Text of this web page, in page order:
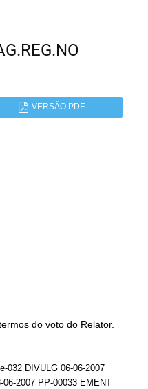
VERSÃO PDF
do voto do Relator.
032 DIVULG 06-06-2007
06-2007 PP-00033 EMENT